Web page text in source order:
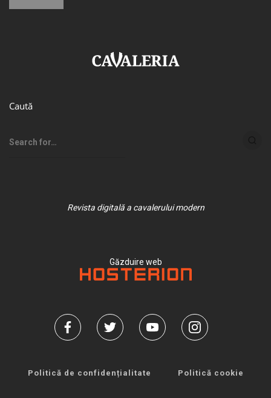
Caută
Revista digitală a cavalerului modern
Găzduire web
Politică de confidențialitate Politică cookie